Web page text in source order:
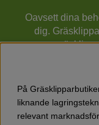
Oavsett dina
dig.
Utöver
På
liknande
relevant